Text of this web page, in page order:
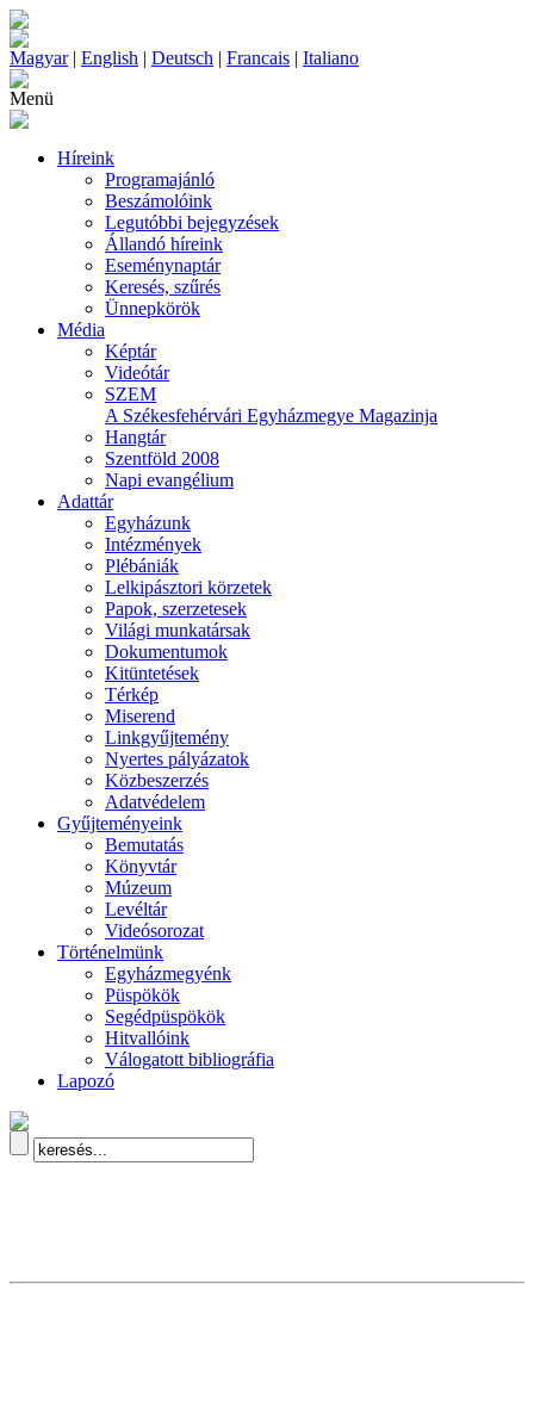
Magyar| English | Deutsch | Francais | Italiano
Menü
Híreink
Programajánló
Beszámolóink
Legutóbbi bejegyzések
Állandó híreink
Eseménynaptár
Keresés, szűrés
Ünnepkörök
Média
Képtár
Videótár
SZEM
A Székesfehérvári Egyházmegye Magazinja
Hangtár
Szentföld 2008
Napi evangélium
Adattár
Egyházunk
Intézmények
Plébániák
Lelkipásztori körzetek
Papok, szerzetesek
Világi munkatársak
Dokumentumok
Kitüntetések
Térkép
Miserend
Linkgyűjtemény
Nyertes pályázatok
Közbeszerzés
Adatvédelem
Gyűjteményeink
Bemutatás
Könyvtár
Múzeum
Levéltár
Videósorozat
Történelmünk
Egyházmegyénk
Püspökök
Segédpüspökök
Hitvallóink
Válogatott bibliográfia
Lapozó